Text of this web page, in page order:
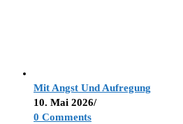
Mit Angst Und Aufregung
10. Mai 2026/
0 Comments